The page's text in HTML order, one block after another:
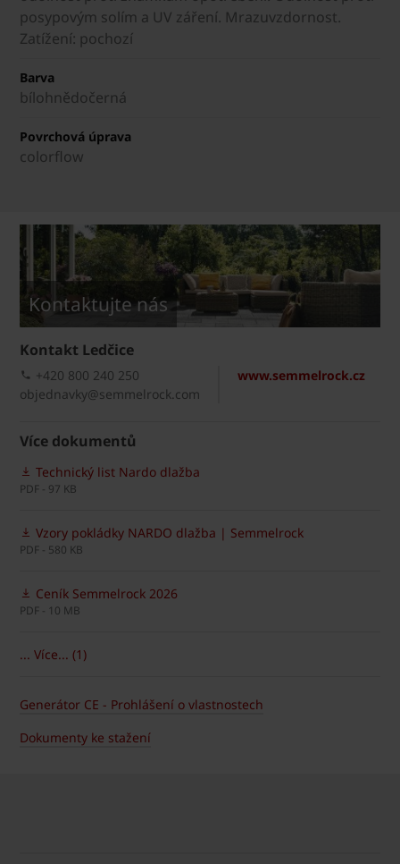
posypovým solím a UV záření. Mrazuvzdornost.
Zatížení: pochozí
Barva
bílohnědočerná
Povrchová úprava
colorflow
Kontaktujte nás
Kontakt Ledčice
www.semmelrock.cz
+420 800 240 250
objednavky@semmelrock.com
Více dokumentů
Technický list Nardo dlažba
PDF - 97 KB
Vzory pokládky NARDO dlažba | Semmelrock
PDF - 580 KB
Ceník Semmelrock 2026
PDF - 10 MB
... Více... (1)
Generátor CE - Prohlášení o vlastnostech
Dokumenty ke stažení